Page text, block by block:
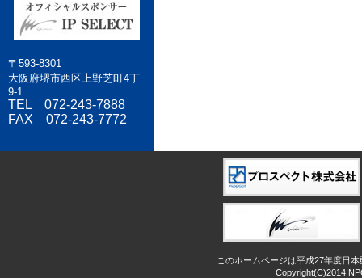
〒593-8301
大阪府堺市西区上野芝町4丁
9-1
TEL 072-243-7888
FAX 072-243-7772
このホームページは平成27年度日
Copyright(C)2014